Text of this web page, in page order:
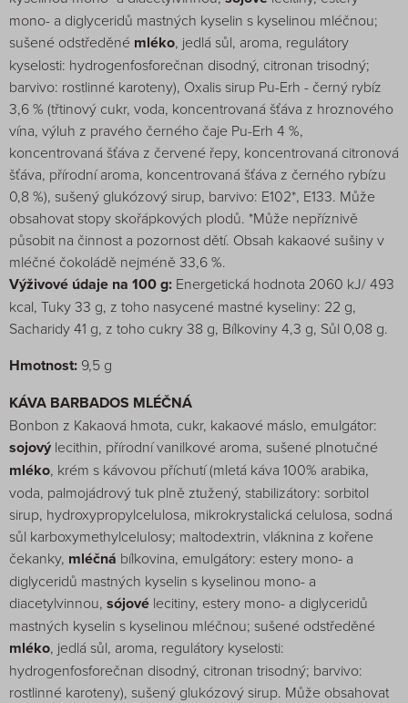
mono- a diglyceridů mastných kyselin s kyselinou mléčnou;
sušené odstředěné mléko, jedlá sůl, aroma, regulátory
kyselosti: hydrogenfosforečnan disodný, citronan trisodný;
barvivo: rostlinné karoteny), Oxalis sirup Pu-Erh - černý rybíz
3,6 % (třtinový cukr, voda, koncentrovaná šťáva z hroznového
vína, výluh z pravého černého čaje Pu-Erh 4 %,
koncentrovaná šťáva z červené řepy, koncentrovaná citronová
šťáva, přírodní aroma, koncentrovaná šťáva z černého rybízu
0,8 %), sušený glukózový sirup, barvivo: E102*, E133. Může
obsahovat stopy skořápkových plodů. *Může nepříznivě
působit na činnost a pozornost dětí. Obsah kakaové sušiny v
mléčné čokoládě nejméně 33,6 %.
Výživové údaje na 100 g: Energetická hodnota 2060 kJ/ 493
kcal, Tuky 33 g, z toho nasycené mastné kyseliny: 22 g,
Sacharidy 41 g, z toho cukry 38 g, Bílkoviny 4,3 g, Sůl 0,08 g.
Hmotnost: 9,5 g
KÁVA BARBADOS MLÉČNÁ
Bonbon z Kakaová hmota, cukr, kakaové máslo, emulgátor:
sojový lecithin, přírodní vanilkové aroma, sušené plnotučné
mléko, krém s kávovou příchutí (mletá káva 100% arabika,
voda, palmojádrový tuk plně ztužený, stabilizátory: sorbitol
sirup, hydroxypropylcelulosa, mikrokrystalická celulosa, sodná
sůl karboxymethylcelulosy; maltodextrin, vláknina z kořene
čekanky, mléčná bílkovina, emulgátory: estery mono- a
diglyceridů mastných kyselin s kyselinou mono- a
diacetylvinnou, sójové lecitiny, estery mono- a diglyceridů
mastných kyselin s kyselinou mléčnou; sušené odstředěné
mléko, jedlá sůl, aroma, regulátory kyselosti:
hydrogenfosforečnan disodný, citronan trisodný; barvivo:
rostlinné karoteny), sušený glukózový sirup. Může obsahovat